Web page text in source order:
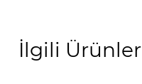
İlgili Ürünler